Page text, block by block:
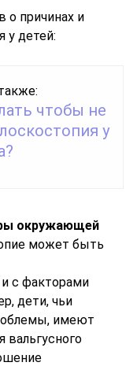
о причинах и
у детей:
чтобы не
у
окружающей
может быть
с факторами
дети, чьи
имеют
вальгусного